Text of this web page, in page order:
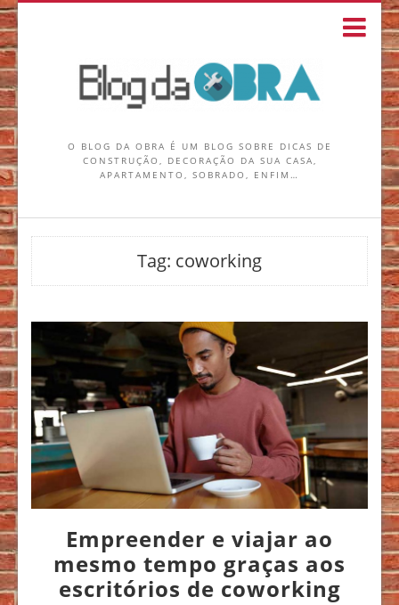
O BLOG DA OBRA É UM BLOG SOBRE DICAS DE
CONSTRUÇÃO, DECORAÇÃO DA SUA CASA,
APARTAMENTO, SOBRADO, ENFIM…
Tag: coworking
Empreender e viajar ao
mesmo tempo graças aos
escritórios de coworking